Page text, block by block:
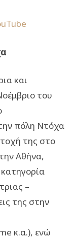
και
του
πόλη Ντόχα
της στο
Αθήνα,
–
της στην
κ.α.), ενώ